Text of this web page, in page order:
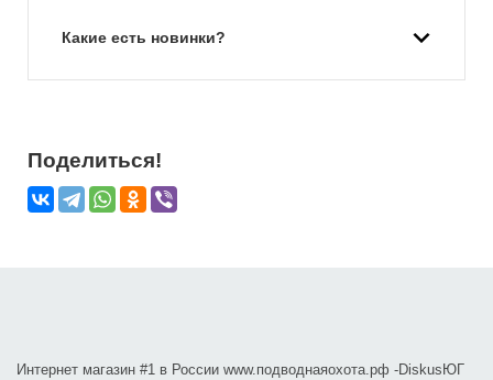
Какие есть новинки?
Поделиться!
Интернет магазин #1 в России www.подводнаяохота.рф -DiskusЮГ